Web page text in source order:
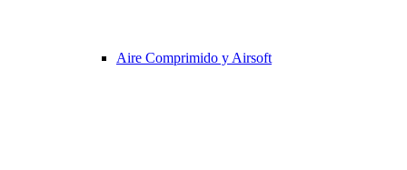
Aire Comprimido y Airsoft